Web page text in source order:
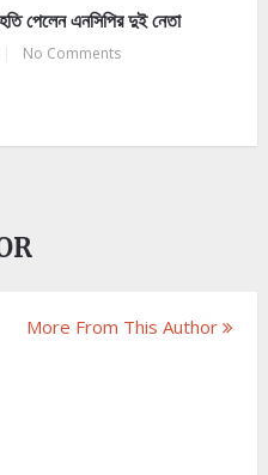
পেলেন এনসিপির দুই নেতা
No Comments
More From This Author